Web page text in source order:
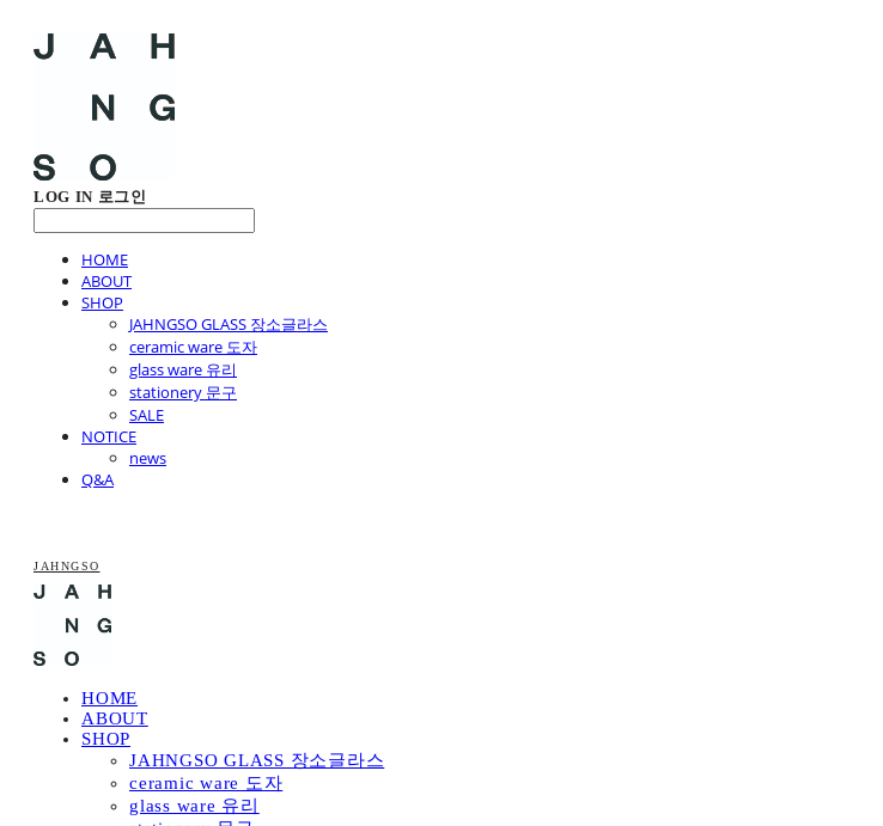
LOG IN 로그인
HOME
ABOUT
SHOP
JAHNGSO GLASS 장소글라스
ceramic ware 도자
glass ware 유리
stationery 문구
SALE
NOTICE
news
Q&A
JAHNGSO
HOME
ABOUT
SHOP
JAHNGSO GLASS 장소글라스
ceramic ware 도자
glass ware 유리